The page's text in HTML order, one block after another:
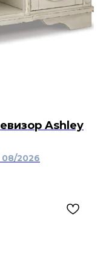
Ashley
08/2026